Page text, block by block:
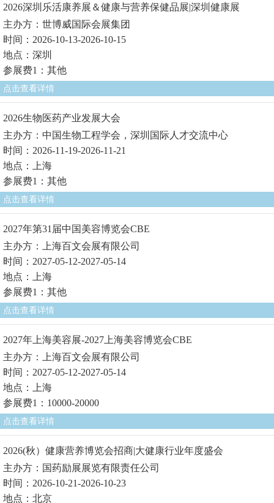
2026深圳乐活康养展＆健康与营养保健品展|深圳健康展
主办方：世博威国际会展集团
时间：2026-10-13-2026-10-15
地点：深圳
参展费1：其他
点击查看详情
2026生物医药产业发展大会
主办方：中国生物工程学会，深圳国际人才交流中心
时间：2026-11-19-2026-11-21
地点：上海
参展费1：其他
点击查看详情
2027年第31届中国美容博览会CBE
主办方：上海百文会展有限公司
时间：2027-05-12-2027-05-14
地点：上海
参展费1：其他
点击查看详情
2027年上海美容展-2027上海美容博览会CBE
主办方：上海百文会展有限公司
时间：2027-05-12-2027-05-14
地点：上海
参展费1：10000-20000
点击查看详情
2026(秋）健康营养博览会招商|大健康行业年度盛会
主办方：国药励展展览有限责任公司
时间：2026-10-21-2026-10-23
地点：北京